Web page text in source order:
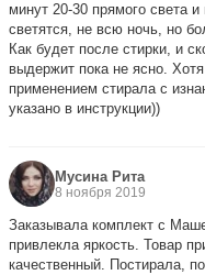
минут 20-30 прямого света
светятся, не всю ночь, но
Как будет после стирки, и
выдержит пока не ясно.
применением стирала с
указано в инструкции))
Мусина Рита
8 ноября 2019
Заказывала комплект с
привлекла яркость. Товар
качественный. Постирала,